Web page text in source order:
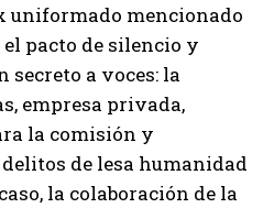
uniformado mencionado
pacto de silencio y
secreto a voces: la
empresa privada,
la comisión y
de lesa humanidad
la colaboración de la